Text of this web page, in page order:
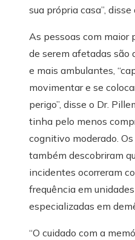
sua própria casa”, disse
As pessoas com maior
de serem afetadas são
e mais ambulantes,
movimentar e se
perigo”, disse o Dr.
tinha pelo menos
cognitivo moderado.
também descobriram
incidentes ocorreram
frequência em unidades
especializadas em
“O cuidado com a